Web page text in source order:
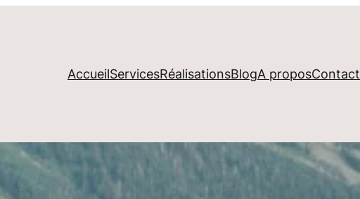
AccueilServicesRéalisationsBlogA proposContact